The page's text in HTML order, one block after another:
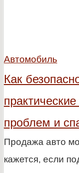
Автомобиль
Как
проблем и
Продажа авто
кажется, если